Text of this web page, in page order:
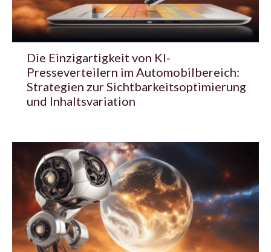
Die Einzigartigkeit von KI-
Presseverteilern im Automobilbereich:
Strategien zur Sichtbarkeitsoptimierung
und Inhaltsvariation